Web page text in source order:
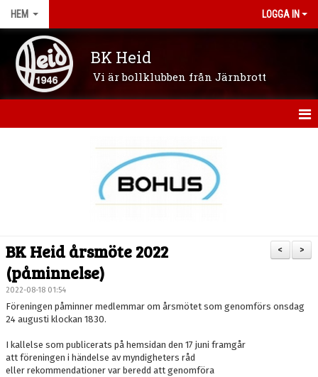
HEM LOGGA IN
BK Heid
Vi är bollklubben från Järnbrott
KONTAKT
DOKUMENT
NYFIKEN PÅ HANDBOLL
>
<
BK Heid årsmöte 2022
(påminnelse)
2022-08-18 01:54
Föreningen påminner medlemmar om årsmötet som genomförs onsdag
24 augusti klockan 1830.
I kallelse som publicerats på hemsidan den 17 juni framgår
att föreningen i händelse av myndigheters råd
eller rekommendationer var beredd att genomföra